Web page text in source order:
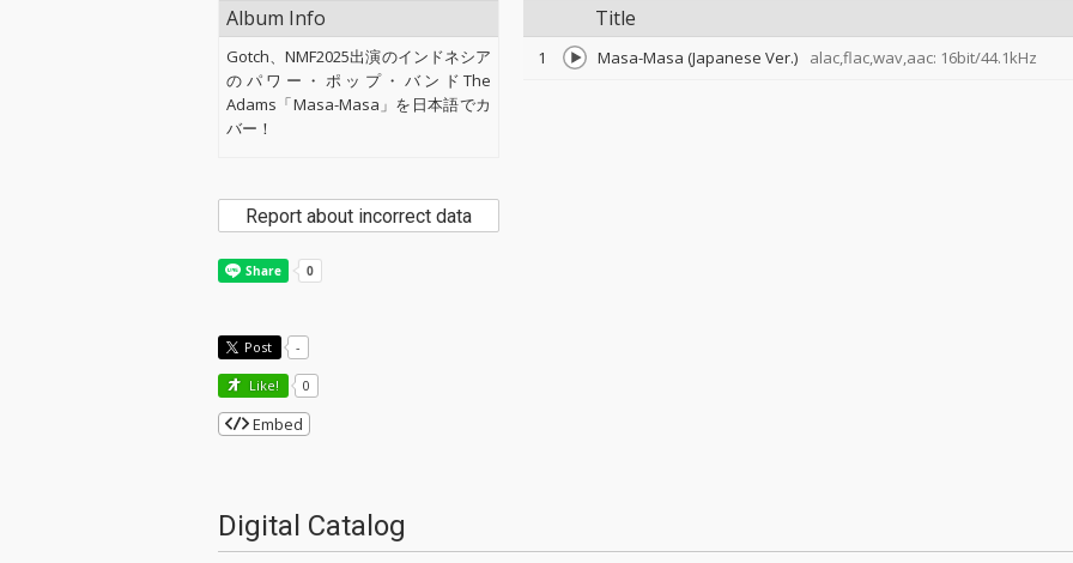
Title
1 Masa-Masa (Japanese Ver.) alac,flac,wav,aac: 16bit/44.1kHz
Album Info
Gotch、NMF2025出演のインドネシア
のパワー・ポップ・バンドThe
Adams「Masa-Masa」を日本語でカ
バー！
Report about incorrect data
Post -
Like! 0
Embed
Digital Catalog